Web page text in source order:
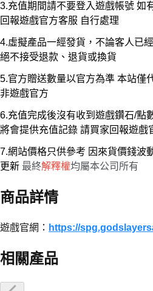
3.充值期間請不要登入遊戲帳號 如
回報遊戲官方客服 自行處理
4.虛擬產品一經發貨，不論客人已
絕不接受退款、退貨或換貨
5.官方贈送數量以官方為準 本站僅
非遊戲官方
6.充值完成後沒有收到遊戲鑽石/點
將會提供充值記錄 請買家回報遊戲
7.網站價格只供參考 因來貨價錢波
更新 最終解釋權均屬本公司所有
商品詳情
遊戲官網： https://
相關產品